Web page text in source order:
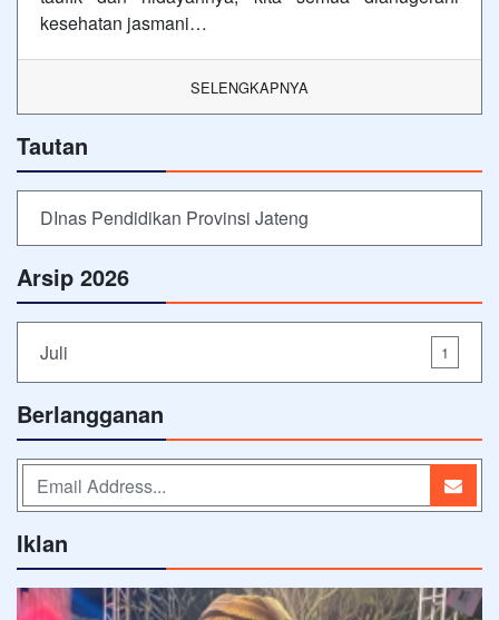
kesehatan jasmani…
SELENGKAPNYA
Tautan
DInas Pendidikan Provinsi Jateng
Arsip 2026
Juli 1
Berlangganan
Iklan